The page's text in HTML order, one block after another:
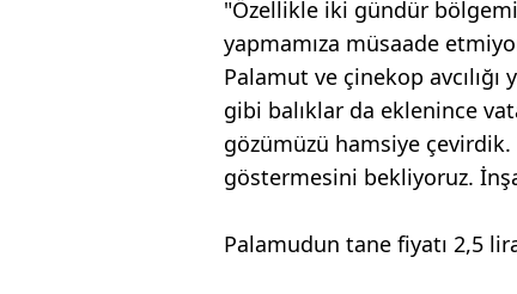
"Özellikle iki gündür
yapmamıza müsaade
Palamut ve çinekop
gibi balıklar da eklenince
gözümüzü hamsiye
göstermesini bekliyoruz.
Palamudun tane fiyatı 2,5